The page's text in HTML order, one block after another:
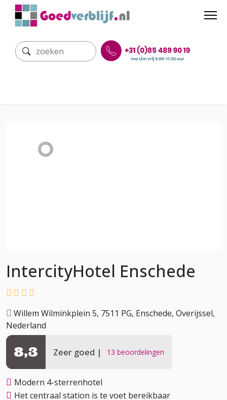
IntercityHotel Enschede
Willem Wilminkplein 5, 7511 PG, Enschede, Overijssel,
Nederland
Zeer goed 13 beoordelingen
8,3
Modern 4-sterrenhotel
Het centraal station is te voet bereikbaar